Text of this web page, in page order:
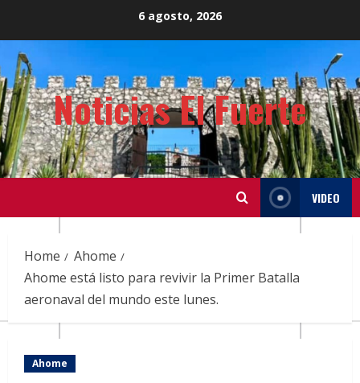
content
6 agosto, 2026
Noticias El Fuerte
VIDEO
Home
Ahome
Ahome está listo para revivir la Primer Batalla
aeronaval del mundo este lunes.
Ahome